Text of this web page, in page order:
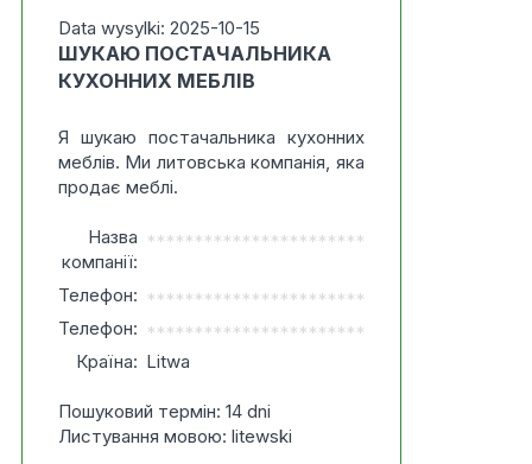
Data wysylki: 2025-10-15
ШУКАЮ ПОСТАЧАЛЬНИКА
КУХОННИХ МЕБЛІВ
Я шукаю постачальника кухонних
меблів. Ми литовська компанія, яка
продає меблі.
Назва
компанії:
***********************
Телефон: ***********************
Телефон: ***********************
Країна: Litwa
Пошуковий термін: 14 dni
Листування мовою: litewski